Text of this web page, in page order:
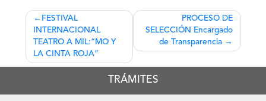
Navegación
de
entradas
FESTIVAL
INTERNACIONAL
TEATRO A MIL:“MO Y
LA CINTA ROJA”
PROCESO DE
SELECCIÓN Encargado
de Transparencia
TRÁMITES